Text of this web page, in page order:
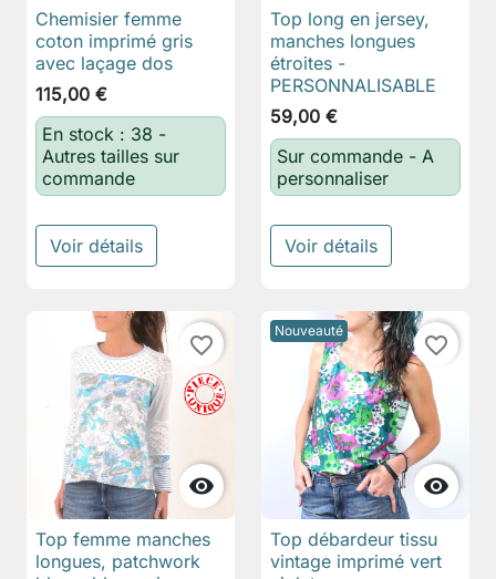
Chemisier femme
coton imprimé gris
avec laçage dos
115,00 €
En stock : 38 -
Autres tailles sur
commande
Voir détails
Top long en jersey,
manches longues
étroites -
PERSONNALISABLE
59,00 €
Sur commande - A
personnaliser
Voir détails

favorite_border
Top femme manches
longues, patchwork
Nouveauté

favorite_border
Top débardeur tissu
vintage imprimé vert